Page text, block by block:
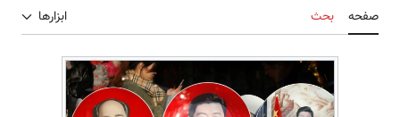
صفحه بحث ابزارها